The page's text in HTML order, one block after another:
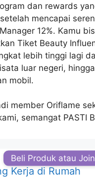
dan rewards
mencapai
12%. Kamu
Tiket Beauty
lebih tinggi lagi
luar negeri,
mobil.
member Oriflame
semangat PASTI
Kerja di Rumah
Beli Produk atau